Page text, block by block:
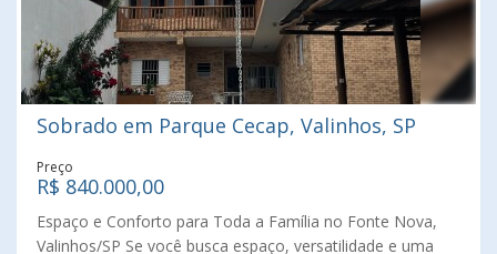
Sobrado em Parque Cecap, Valinhos, SP
Preço
R$ 840.000,00
Espaço e Conforto para Toda a Família no Fonte Nova,
Valinhos/SP Se você busca espaço, versatilidade e uma